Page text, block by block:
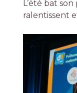
L’été bat
ralentissent